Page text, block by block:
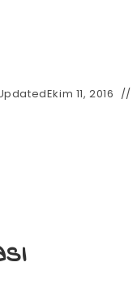
Ekim 11, 2016